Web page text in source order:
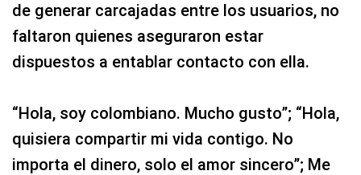
de generar carcajadas entre los usuarios, no
faltaron quienes aseguraron estar
dispuestos a entablar contacto con ella.
“Hola, soy colombiano. Mucho gusto”; “Hola,
quisiera compartir mi vida contigo. No
importa el dinero, solo el amor sincero”; Me